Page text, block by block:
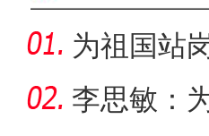
为祖国站
李思敏：